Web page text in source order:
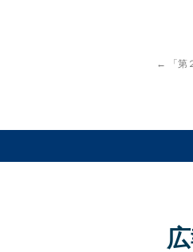
←
「第